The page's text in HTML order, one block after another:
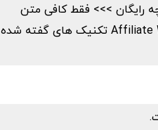
رایگان >>> فقط کافی متن
صفحه شفاف سازی رو مطالعه کنید. بعد از دانلود رایگان افزونه Affiliate WP تکنیک های گفته شده